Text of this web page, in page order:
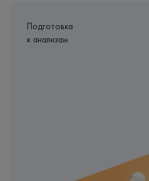
Подготовка
к анализам